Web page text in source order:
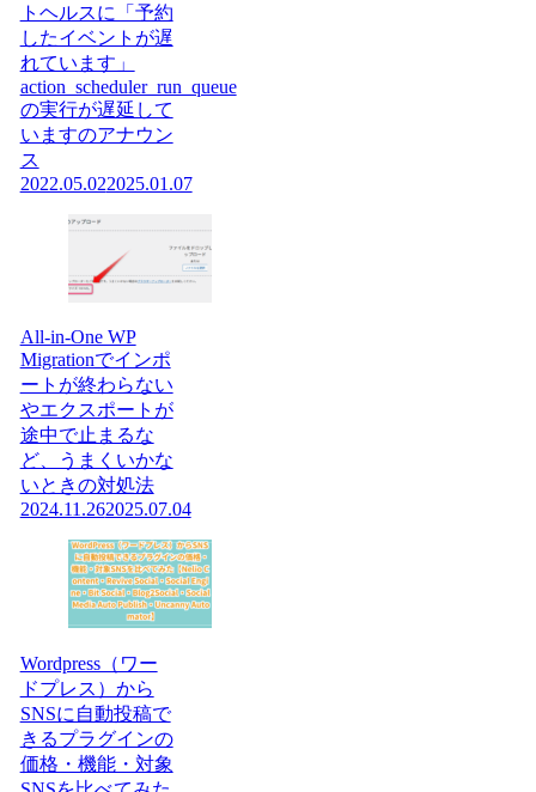
トヘルスに「予約
したイベントが遅
れています」
action_scheduler_run_queue
の実行が遅延して
いますのアナウン
ス
2022.05.022025.01.07
All-in-One WP
Migrationでインポ
ートが終わらない
やエクスポートが
途中で止まるな
ど、うまくいかな
いときの対処法
2024.11.262025.07.04
Wordpress（ワー
ドプレス）から
SNSに自動投稿で
きるプラグインの
価格・機能・対象